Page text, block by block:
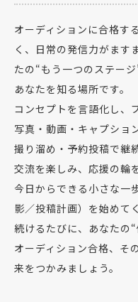
オーディションに合格す
く、日常の発信力がます
たの“もう一つのステー
あなたを知る場所です。
コンセプトを言語化し、
写真・動画・キャプショ
撮り溜め・予約投稿で継
交流を楽しみ、応援の輪
今日からできる小さな一
影／投稿計画）を始めて
続けるたびに、あなたの
オーディション合格、
来をつかみましょう。